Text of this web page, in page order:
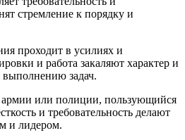
стремление к порядку и
проходит в усилиях и
и работа закаляют характер и
задач.
армии или полиции, пользующийся
и требовательность делают
и лидером.